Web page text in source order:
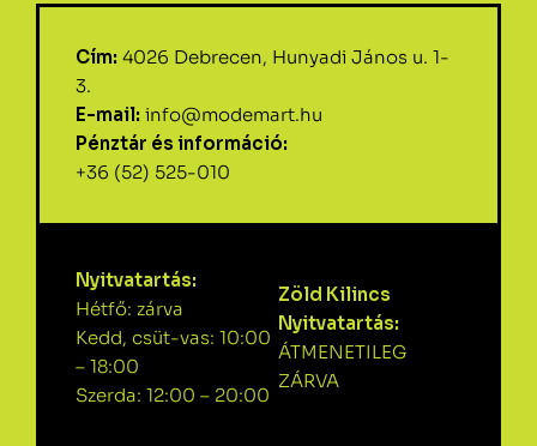
Cím: 4026 Debrecen, Hunyadi János u. 1-
3.
E-mail: info@modemart.hu
Pénztár és információ:
+36 (52) 525-010
Nyitvatartás:
Hétfő: zárva
Kedd, csüt-vas: 10:00
– 18:00
Szerda: 12:00 – 20:00
Zöld Kilincs
Nyitvatartás:
ÁTMENETILEG
ZÁRVA